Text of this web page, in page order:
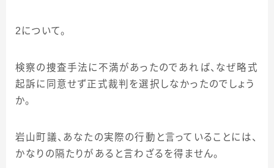
2 について。
検察の捜査手法に不満があったのであれば、なぜ略式
起訴に同意せず正式裁判を選択しなかったのでしょう
か。
岩山町議、あなたの実際の行動と言っていることには、
かなりの隔たりがあると言わざるを得ません。